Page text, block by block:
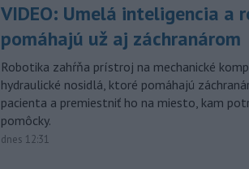
VIDEO: Umelá inteligencia a
pomáhajú už aj záchranárom
Robotika zahŕňa prístroj na mechanické
hydraulické nosidlá, ktoré pomáhajú
pacienta a premiestniť ho na miesto, kam
pomôcky.
dnes 12:31